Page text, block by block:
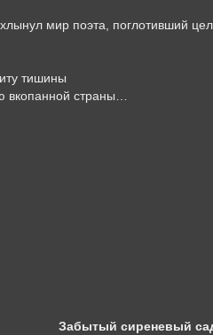
мир поэта, поглотивший
тишины
вкопанной страны…
Забытый сиреневый